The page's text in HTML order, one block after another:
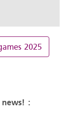
2025
: